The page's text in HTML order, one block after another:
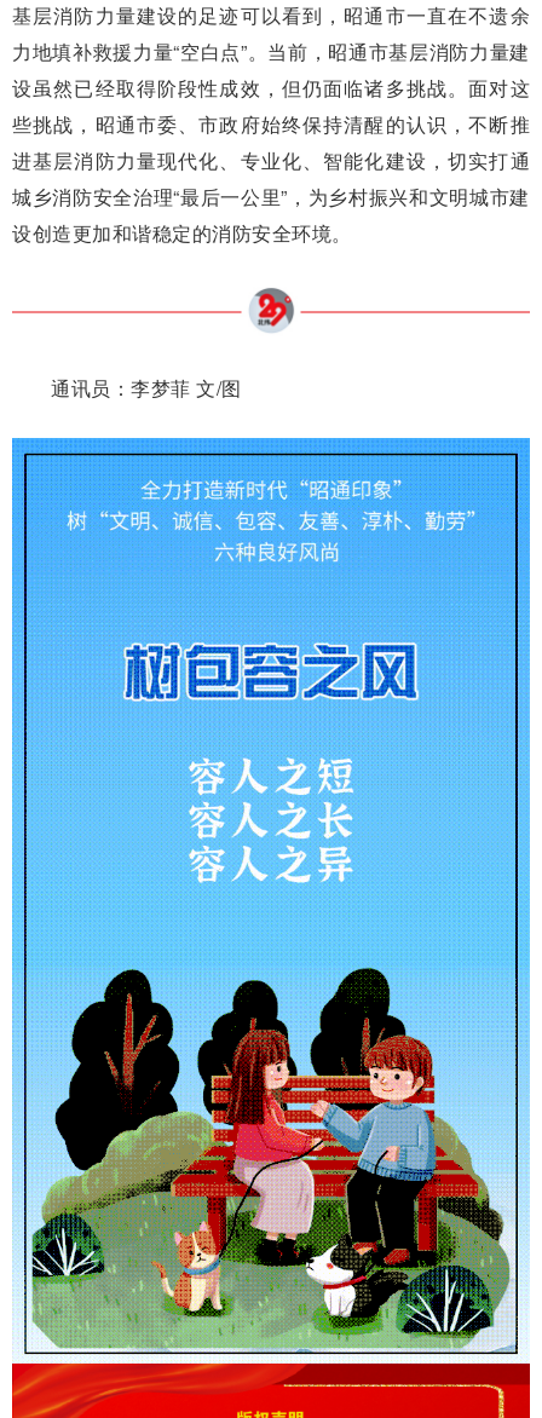
基层消防力量建设的足迹可以看到，昭通市一直在不遗余
力地填补救援力量“空白点”。当前，昭通市基层消防力量建
设虽然已经取得阶段性成效，但仍面临诸多挑战。面对这
些挑战，昭通市委、市政府始终保持清醒的认识，不断推
进基层消防力量现代化、专业化、智能化建设，切实打通
城乡消防安全治理“最后一公里”，为乡村振兴和文明城市建
设创造更加和谐稳定的消防安全环境。
通讯员：李梦菲 文/图